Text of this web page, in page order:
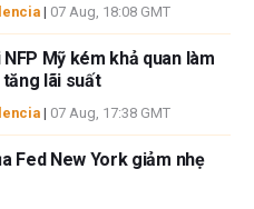
mục đích tư vấn đầu tư.
| 07 Aug, 18:08 GMT
Mỹ kém khả quan làm
lãi suất
| 07 Aug, 17:38 GMT
Fed New York giảm nhẹ